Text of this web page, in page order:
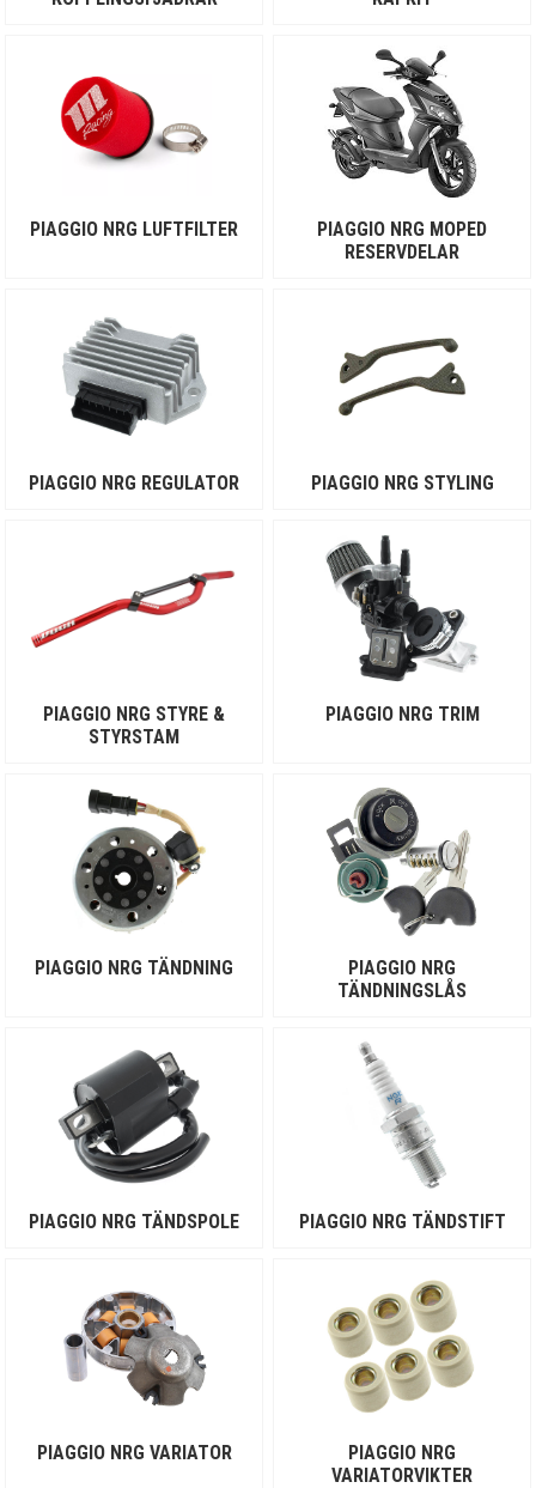
PIAGGIO NRG LUFTFILTER
PIAGGIO NRG MOPED
RESERVDELAR
PIAGGIO NRG REGULATOR PIAGGIO NRG STYLING
PIAGGIO NRG STYRE &
STYRSTAM
PIAGGIO NRG TRIM
PIAGGIO NRG TÄNDNING
PIAGGIO NRG
TÄNDNINGSLÅS
PIAGGIO NRG TÄNDSPOLE PIAGGIO NRG TÄNDSTIFT
PIAGGIO NRG VARIATOR
PIAGGIO NRG
VARIATORVIKTER